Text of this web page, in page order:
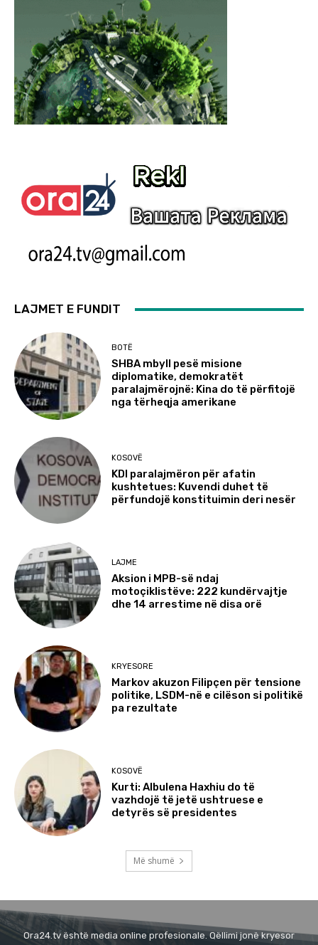
LAJMET E FUNDIT
BOTË
SHBA mbyll pesë misione
diplomatike, demokratët
paralajmërojnë: Kina do të përfitojë
nga tërheqja amerikane
KOSOVË
KDI paralajmëron për afatin
kushtetues: Kuvendi duhet të
përfundojë konstituimin deri nesër
LAJME
Aksion i MPB-së ndaj
motoçiklistëve: 222 kundërvajtje
dhe 14 arrestime në disa orë
KRYESORE
Markov akuzon Filipçen për tensione
politike, LSDM-në e cilëson si politikë
pa rezultate
KOSOVË
Kurti: Albulena Haxhiu do të
vazhdojë të jetë ushtruese e
detyrës së presidentes
Më shumë
Ora24.tv është media online profesionale. Qëllimi jonë kryesor